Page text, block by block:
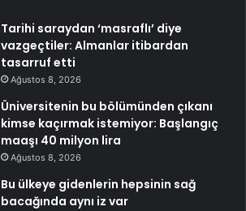
Tarihi saraydan ‘masraflı’ diye
vazgeçtiler: Almanlar itibardan
tasarruf etti
Ağustos 8, 2026
Üniversitenin bu bölümünden çıkanı
kimse kaçırmak istemiyor: Başlangıç
maaşı 40 milyon lira
Ağustos 8, 2026
Bu ülkeye gidenlerin hepsinin sağ
bacağında aynı iz var